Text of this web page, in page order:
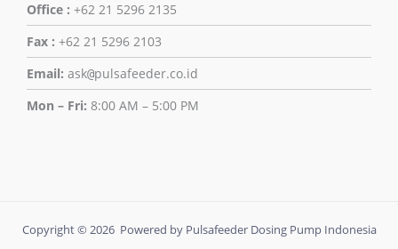
Office : +62 21 5296 2135
Fax : +62 21 5296 2103
Email: ask@pulsafeeder.co.id
Mon – Fri: 8:00 AM – 5:00 PM
Copyright © 2026 Powered by Pulsafeeder Dosing Pump Indonesia